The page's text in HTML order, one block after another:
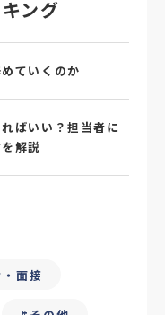
#転職フェア
珠繋ぎ
#タレントプール
#デイワーク
ング
ていくのか
ばいい？担当者に
解説
面接